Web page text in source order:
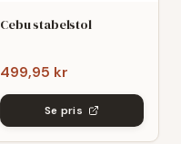
Cebu stabelstol
499,95 kr
Se pris